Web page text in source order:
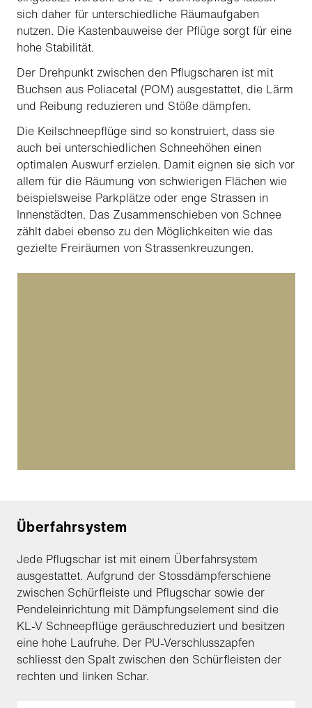
sich daher für unterschiedliche Räumaufgaben
nutzen. Die Kastenbauweise der Pflüge sorgt für eine
hohe Stabilität.
Der Drehpunkt zwischen den Pflugscharen ist mit
Buchsen aus Poliacetal (POM) ausgestattet, die Lärm
und Reibung reduzieren und Stöße dämpfen.
Die Keilschneepflüge sind so konstruiert, dass sie
auch bei unterschiedlichen Schneehöhen einen
optimalen Auswurf erzielen. Damit eignen sie sich vor
allem für die Räumung von schwierigen Flächen wie
beispielsweise Parkplätze oder enge Strassen in
Innenstädten. Das Zusammenschieben von Schnee
zählt dabei ebenso zu den Möglichkeiten wie das
gezielte Freiräumen von Strassenkreuzungen.
Überfahrsystem
Jede Pflugschar ist mit einem Überfahrsystem
ausgestattet. Aufgrund der Stossdämpferschiene
zwischen Schürfleiste und Pflugschar sowie der
Pendeleinrichtung mit Dämpfungselement sind die
KL-V Schneepflüge geräuschreduziert und besitzen
eine hohe Laufruhe. Der PU-Verschlusszapfen
schliesst den Spalt zwischen den Schürfleisten der
rechten und linken Schar.